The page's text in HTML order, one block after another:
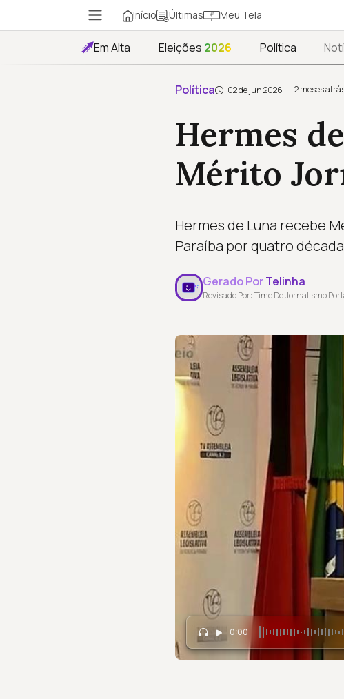
Início Últimas Meu Tela
Em Alta Eleições 2026 Política
Política 02 de jun 2026 2 meses
Hermes
Mérito
Hermes de Luna recebe
Paraíba por quatro
Gerado PorTelinha
Revisado Por: Time De Jornalismo
0:00